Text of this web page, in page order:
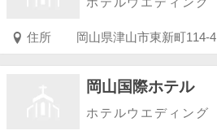
住所 岡山県津山市東新町114-4
岡山国際ホテル
ホテルウエディング